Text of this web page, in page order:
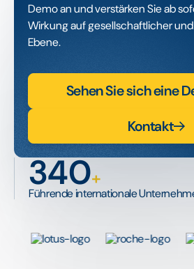
Demo an und verstärken Sie ab
Wirkung auf gesellschaftlicher
Ebene.
Sehen Sie sich eine
Kontakt
340+
Führende internationale